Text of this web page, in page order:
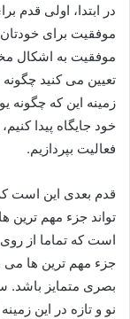
در ابتدا، اولی قدم
موفقیت برای
موفقیت به اشکال
تعیین می کنید
زمینه این که چگونه
خود جایگاه پیدا
فعالیت بپردازیم.
قدم بعدی این است که
تواند جزء مهم ترین
است که تماما از
جزء مهم ترین ها می
بصری متمایز باشد.
نو و تازه در این